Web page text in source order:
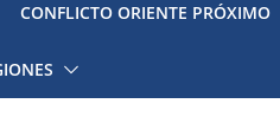
CONFLICTO ORIENTE PRÓXIMO